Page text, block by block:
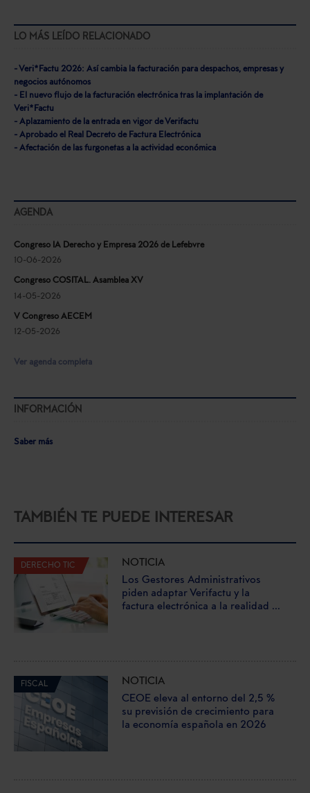
LO MÁS LEÍDO RELACIONADO
- Veri*Factu 2026: Así cambia la facturación para despachos, empresas y
negocios autónomos
- El nuevo flujo de la facturación electrónica tras la implantación de
Veri*Factu
- Aplazamiento de la entrada en vigor de Verifactu
- Aprobado el Real Decreto de Factura Electrónica
- Afectación de las furgonetas a la actividad económica
AGENDA
Congreso IA Derecho y Empresa 2026 de Lefebvre
10-06-2026
Congreso COSITAL. Asamblea XV
14-05-2026
V Congreso AECEM
12-05-2026
Ver agenda completa
INFORMACIÓN
Saber más
TAMBIÉN TE PUEDE INTERESAR
DERECHO TIC
NOTICIA
Los Gestores Administrativos
piden adaptar Verifactu y la
factura electrónica a la realidad ...
FISCAL
NOTICIA
CEOE eleva al entorno del 2,5 %
su previsión de crecimiento para
la economía española en 2026